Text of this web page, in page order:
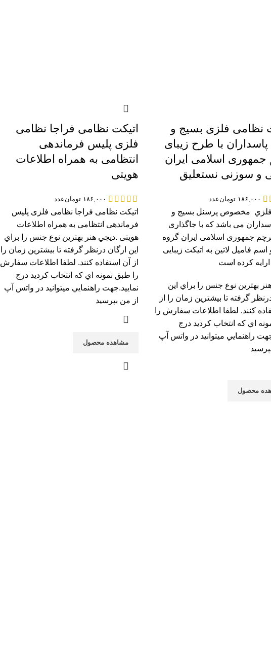
نظامی فلزی بسیج و
با طرح زیبای
جمهوری اسلامی ایران
و سوزنی نستعلیق
۱۸۶,۰۰۰ تومانعدد
فلزي مخصوص پرسنل بسیج و
می باشد که با جاگذاری
جمهوری اسلامی ایران گروه
فامیل لاتین به اتیکت زیبایی
کرده است
بهترين نوع جنس را براي اين
گرفته تا بيشترين زمان را از
کنند. لطفا اطلاعات سفارش را
اي که انتخاب کرديد درج
راهنمايي ميتوانيد در واتس آپ
محصول
اتیکت نظامی فراجا نظامی
فلزی پلیس فرماندهی
انتظامی به همراه اطلاعات
هویتی
۱۸۶,۰۰۰ تومانعدد
اتيکت نظامی فراجا نظامی فلزی پلیس
فرماندهی انتظامی به همراه اطلاعات
هویتی .ديجي هنر بهترين نوع جنس را براي
اين ارگان درنظر گرفته تا بيشترين زمان را
از آن استفاده کنند. لطفا اطلاعات سفارش
را طبق نمونه اي که انتخاب کرديد درج
نماييد.جهت راهنمايي ميتوانيد در واتس آپ
از من بپرسيد
مشاهده محصول